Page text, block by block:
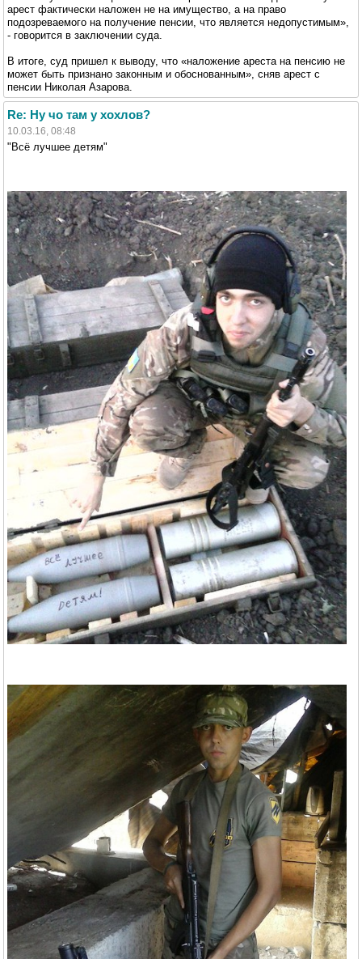
арест фактически наложен не на имущество, а на право
подозреваемого на получение пенсии, что является недопустимым»,
- говорится в заключении суда.
В итоге, суд пришел к выводу, что «наложение ареста на пенсию не
может быть признано законным и обоснованным», сняв арест с
пенсии Николая Азарова.
Re: Ну чо там у хохлов?
10.03.16, 08:48
"Всё лучшее детям"